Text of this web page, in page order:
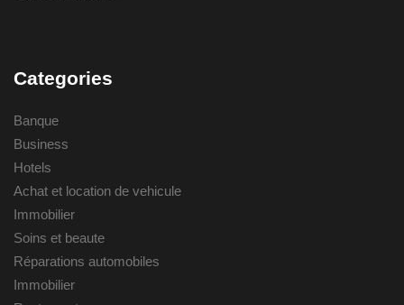
Categories
Banque
Business
Hotels
Achat et location de vehicule
Immobilier
Soins et beaute
Réparations automobiles
Immobilier